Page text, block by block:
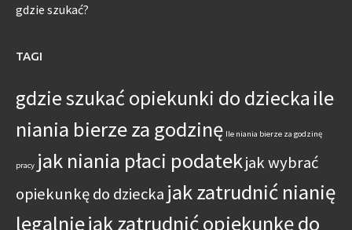
gdzie szukać?
TAGI
gdzie szukać opiekunki do dziecka ile
niania bierze za godzinę Ile niania bierze za godzinę
pracy jak niania płaci podatekjak wybrać
opiekunkę do dziecka jak zatrudnić nianię
legalniejak zatrudnić opiekunkę do